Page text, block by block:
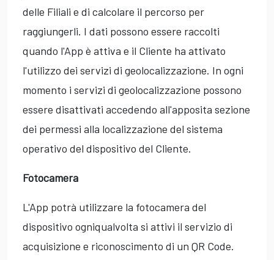
delle Filiali e di calcolare il percorso per
raggiungerli. I dati possono essere raccolti
quando l'App è attiva e il Cliente ha attivato
l'utilizzo dei servizi di geolocalizzazione. In ogni
momento i servizi di geolocalizzazione possono
essere disattivati accedendo all'apposita sezione
dei permessi alla localizzazione del sistema
operativo del dispositivo del Cliente.
Fotocamera
L'App potrà utilizzare la fotocamera del
dispositivo ogniqualvolta si attivi il servizio di
acquisizione e riconoscimento di un QR Code.